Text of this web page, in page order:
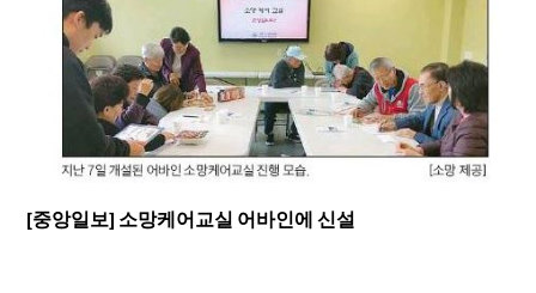
[중앙일보] 소망케어교실 어바인에 신설